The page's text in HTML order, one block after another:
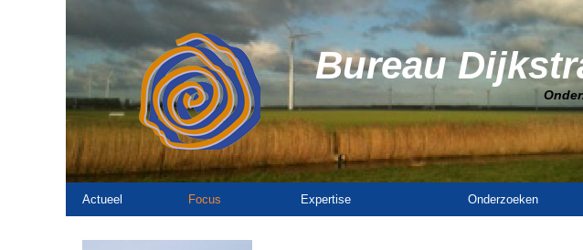
Bureau
Actueel Focus Expertise Onderzoeken